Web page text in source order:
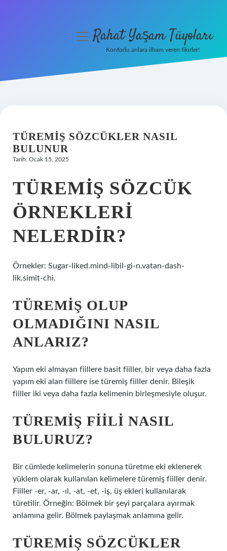
Hakkımızda
menüyüRahat Yaşam Tüyoları
Konforlu anlara ilham veren fikirler!
TÜREMIŞ SÖZCÜKLER NASIL
BULUNUR
Tarih: Ocak 15, 2025
TÜREMIŞ SÖZCÜK
ÖRNEKLERI
NELERDIR?
Örnekler: Sugar-liked.mind-libil-gi-n.vatan-dash-
lik.simit-chi.
TÜREMIŞ OLUP
OLMADIĞINI NASIL
ANLARIZ?
Yapım eki almayan fiillere basit fiiller, bir veya daha fazla
yapım eki alan fiillere ise türemiş fiiller denir. Bileşik
fiiller iki veya daha fazla kelimenin birleşmesiyle oluşur.
TÜREMIŞ FIILI NASIL
BULURUZ?
Bir cümlede kelimelerin sonuna türetme eki eklenerek
yüklem olarak kullanılan kelimelere türemiş fiiller denir.
Fiiller -er, -ar, -ıl, -at, -et, -iş, üş ekleri kullanılarak
türetilir. Örneğin: Bölmek bir şeyi parçalara ayırmak
anlamına gelir. Bölmek paylaşmak anlamına gelir.
TÜREMIŞ SÖZCÜKLER